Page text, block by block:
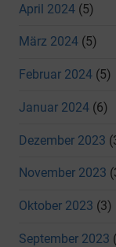
April 2024 (5)
März 2024 (5)
Februar 2024 (5)
Januar 2024 (6)
Dezember 2023
November 2023
Oktober 2023 (3)
September 2023